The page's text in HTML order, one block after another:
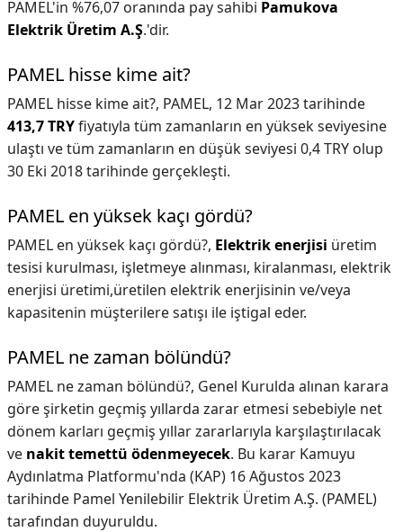
PAMEL'in %76,07 oranında pay sahibi Pamukova
Elektrik Üretim A.Ş.'dir.
PAMEL hisse kime ait?
PAMEL hisse kime ait?, PAMEL, 12 Mar 2023 tarihinde
413,7 TRYfiyatıyla tüm zamanların en yüksek seviyesine
ulaştı ve tüm zamanların en düşük seviyesi 0,4 TRY olup
30 Eki 2018 tarihinde gerçekleşti.
PAMEL en yüksek kaçı gördü?
PAMEL en yüksek kaçı gördü?, Elektrik enerjisi üretim
tesisi kurulması, işletmeye alınması, kiralanması, elektrik
enerjisi üretimi,üretilen elektrik enerjisinin ve/veya
kapasitenin müşterilere satışı ile iştigal eder.
PAMEL ne zaman bölündü?
PAMEL ne zaman bölündü?, Genel Kurulda alınan karara
göre şirketin geçmiş yıllarda zarar etmesi sebebiyle net
dönem karları geçmiş yıllar zararlarıyla karşılaştırılacak
ve nakit temettü ödenmeyecek. Bu karar Kamuyu
Aydınlatma Platformu'nda (KAP) 16 Ağustos 2023
tarihinde Pamel Yenilebilir Elektrik Üretim A.Ş. (PAMEL)
tarafından duyuruldu.